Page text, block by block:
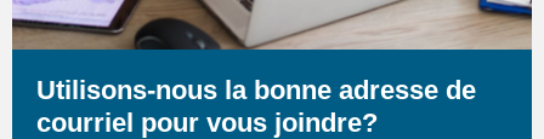
Utilisons-nous la bonne adresse de
courriel pour vous joindre?